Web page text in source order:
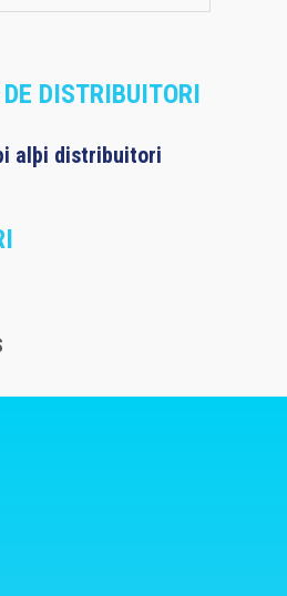
DE DISTRIBUITORI
alþi distribuitori